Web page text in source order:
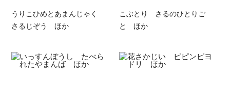
うりこひめとあまんじゃく
さるじぞう ほか
こぶとり さるのひとりご
と ほか